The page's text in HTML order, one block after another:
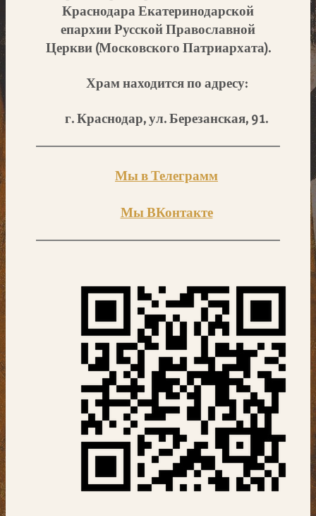
Краснодара Екатеринодарской
епархии Русской Православной
Церкви (Московского Патриархата).
Храм находится по адресу:
г. Краснодар, ул. Березанская, 91.
Мы в Телеграмм
Мы ВКонтакте